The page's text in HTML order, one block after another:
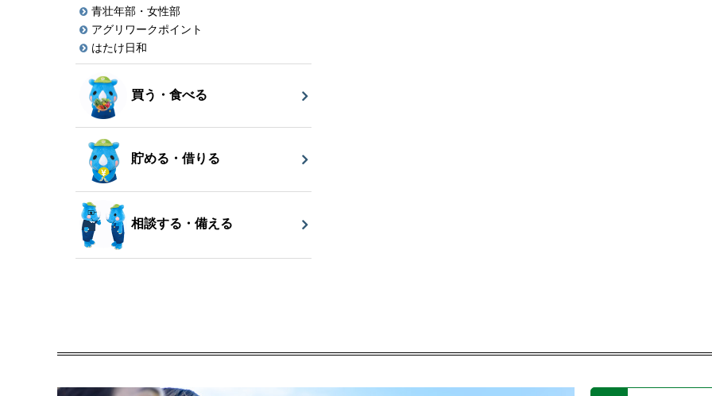
青壮年部・女性部
アグリワークポイント
はたけ日和
買う・食べる
貯める・借りる
相談する・備える